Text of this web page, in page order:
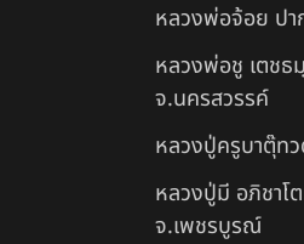
หลวงพ่อจ้อย ปา
หลวงพ่อชู เตช
จ.นครสวรรค์
หลวงปู่ครูบาตุ๊
หลวงปู่มี อภิชาโ
จ.เพชรบูรณ์